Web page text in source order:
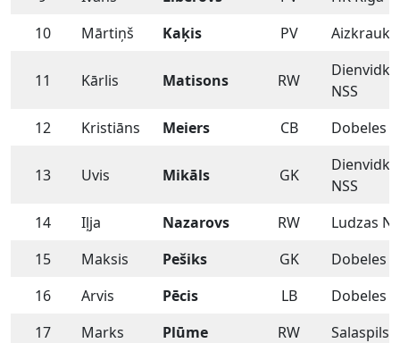
10
Mārtiņš Kaķis PV
11 Kārlis Matisons RW
NSS
12
Kristiāns Meiers CB Dobeles
13 Uvis Mikāls GK
NSS
14
Iļja Nazarovs RW
Ludzas
15
Maksis Pešiks GK
Dobeles
16
Arvis Pēcis LB
Dobeles
17
Marks Plūme RW Salaspils